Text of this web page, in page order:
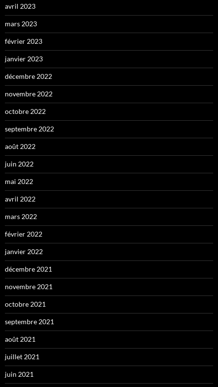
avril 2023
mars 2023
février 2023
janvier 2023
décembre 2022
novembre 2022
octobre 2022
septembre 2022
août 2022
juin 2022
mai 2022
avril 2022
mars 2022
février 2022
janvier 2022
décembre 2021
novembre 2021
octobre 2021
septembre 2021
août 2021
juillet 2021
juin 2021